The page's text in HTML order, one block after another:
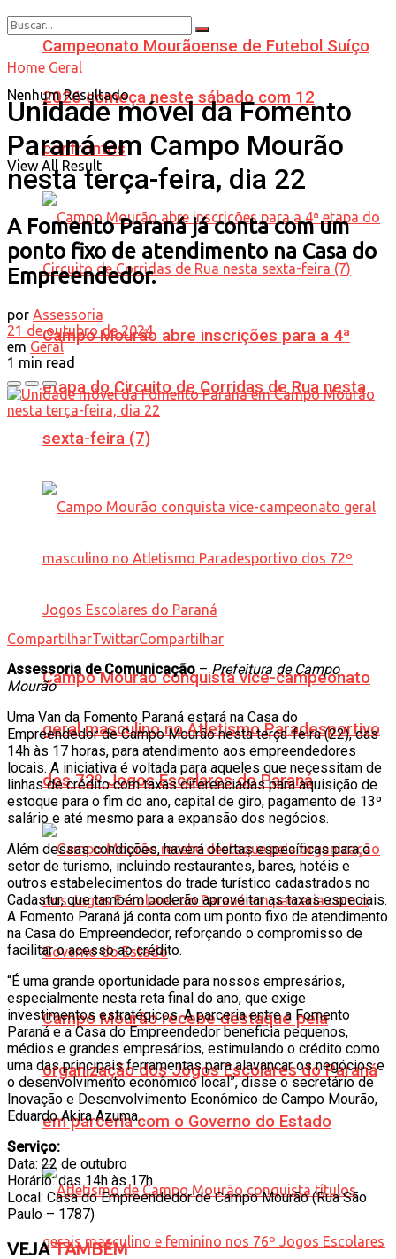
Campeonato Mourãoense de Futebol Suíço
2026 começa neste sábado com 12
confrontos
Campo Mourão abre inscrições para a 4ª
etapa do Circuito de Corridas de Rua nesta
sexta-feira (7)
Campo Mourão conquista vice-campeonato
geral masculino no Atletismo Paradesportivo
dos 72º Jogos Escolares do Paraná
Campo Mourão recebe destaque pela
organização dos Jogos Escolares do Paraná
em parceria com o Governo do Estado
Nenhum Resultado
View All Result
Home Geral
Unidade móvel da Fomento
Paraná em Campo Mourão
nesta terça-feira, dia 22
A Fomento Paraná já conta com um
ponto fixo de atendimento na Casa do
Empreendedor.
por Assessoria
21 de outubro de 2024
em Geral
1 min read
CompartilharTwittarCompartilhar
Assessoria de Comunicação –Prefeitura de Campo
Mourão
Uma Van da Fomento Paraná estará na Casa do
Empreendedor de Campo Mourão nesta terça-feira (22), das
14h às 17 horas, para atendimento aos empreendedores
locais. A iniciativa é voltada para aqueles que necessitam de
linhas de crédito com taxas diferenciadas para aquisição de
estoque para o fim do ano, capital de giro, pagamento de 13º
salário e até mesmo para a expansão dos negócios.
Além dessas condições, haverá ofertas específicas para o
setor de turismo, incluindo restaurantes, bares, hotéis e
outros estabelecimentos do trade turístico cadastrados no
Cadastur, que também poderão aproveitar as taxas especiais.
A Fomento Paraná já conta com um ponto fixo de atendimento
na Casa do Empreendedor, reforçando o compromisso de
facilitar o acesso ao crédito.
“É uma grande oportunidade para nossos empresários,
especialmente nesta reta final do ano, que exige
investimentos estratégicos. A parceria entre a Fomento
Paraná e a Casa do Empreendedor beneficia pequenos,
médios e grandes empresários, estimulando o crédito como
uma das principais ferramentas para alavancar os negócios e
o desenvolvimento econômico local”, disse o secretário de
Inovação e Desenvolvimento Econômico de Campo Mourão,
Eduardo Akira Azuma.
Serviço:
Data: 22 de outubro
Horário: das 14h às 17h
Local: Casa do Empreendedor de Campo Mourão (Rua São
Paulo – 1787)
VEJATAMBÉM